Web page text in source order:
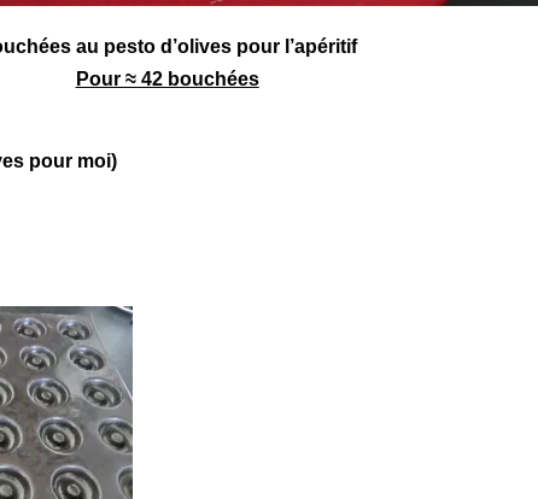
au pesto d’olives pour l’apéritif
Pour ≈ 42 bouchées
pour moi)